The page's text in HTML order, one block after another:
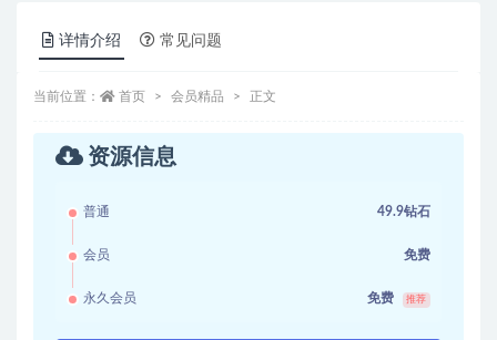
详情介绍 常见问题
当前位置： 首页 会员精品 正文
资源信息
普通 49.9钻石
会员 免费
永久会员 免费 推荐